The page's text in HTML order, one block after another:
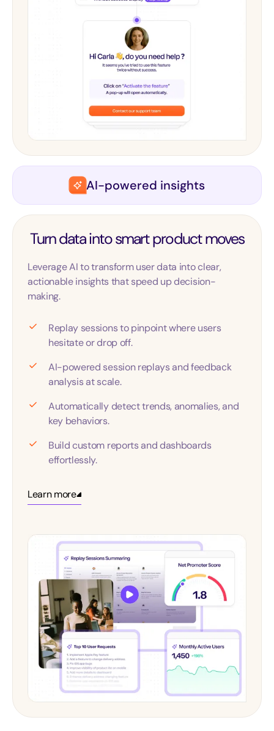
AI-powered insights
Turn data into smart product moves
Leverage AI to transform user data into clear,
actionable insights that speed up decision-
making.
Replay sessions to pinpoint where users
hesitate or drop off.
AI-powered session replays and feedback
analysis at scale.
Automatically detect trends, anomalies, and
key behaviors.
Build custom reports and dashboards
effortlessly.
Learn more